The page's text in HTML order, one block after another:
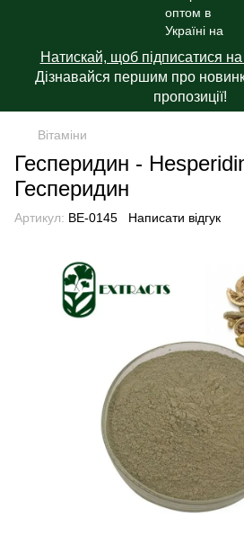
Натискай, щоб підписатися
Дізнавайся першим про
пропозиції!
Вітаміни
Гесперидин -
Гесперидин
Артикул: BE-0145 Написати відгук